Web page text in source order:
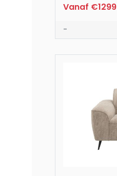
Vanaf €1299
-